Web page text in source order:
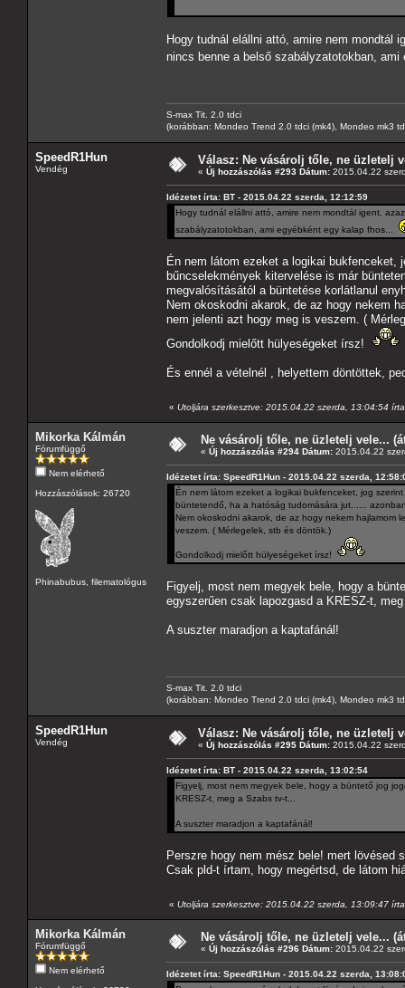
Hogy tudnál elállni attó, amire nem mondtál
nincs benne a belső szabályzatotokban,
S-max Tit. 2.0 tdci
(korábban: Mondeo Trend 2.0 tdci (mk4), Mondeo mk3
SpeedR1Hun
Vendég
Válasz: Ne vásárolj tőle, ne üzletelj
« Új hozzászólás #293 Dátum: 2015.04.22
Idézetet írta: BT - 2015.04.22 szerda, 12:12:59
Hogy tudnál elállni attó, amire nem mondtál igent,
szabályzatotokban, ami egyébként egy kalap fhos...
Én nem látom ezeket a logikai bukfenceket,
bűncselekmények kitervelése is már
megvalósításától a büntetése korlátlanul
Nem okoskodni akarok, de az hogy nekem
nem jelenti azt hogy meg is veszem. (
Gondolkodj mielőtt hülyeségeket írsz!
És ennél a vételnél , helyettem döntöttek,
« Utoljára szerkesztve: 2015.04.22 szerda, 13:04:54
Mikorka Kálmán
Fórumfüggő
Nem elérhető
Hozzászólások: 26720
Phinabubus, filematológus
Ne vásárolj tőle, ne üzletelj vele...
« Új hozzászólás #294 Dátum: 2015.04.22
Idézetet írta: SpeedR1Hun - 2015.04.22 szerda,
Én nem látom ezeket a logikai bukfenceket, jog
büntetendő, ha a hatóság tudomására jut......
Nem okoskodni akarok, de az hogy nekem hajlamom
veszem. ( Mérlegelek, stb és döntök.)
Gondolkodj mielőtt hülyeségeket írsz!
Figyelj, most nem megyek bele, hogy a
egyszerűen csak lapozgasd a KRESZ-t,
A suszter maradjon a kaptafánál!
S-max Tit. 2.0 tdci
(korábban: Mondeo Trend 2.0 tdci (mk4), Mondeo mk3
SpeedR1Hun
Vendég
Válasz: Ne vásárolj tőle, ne üzletelj
« Új hozzászólás #295 Dátum: 2015.04.22
Idézetet írta: BT - 2015.04.22 szerda, 13:02:54
Figyelj, most nem megyek bele, hogy a büntető jog
KRESZ-t, meg a Szabs tv-t...
A suszter maradjon a kaptafánál!
Perszre hogy nem mész bele! mert
Csak pld-t írtam, hogy megértsd, de látom
« Utoljára szerkesztve: 2015.04.22 szerda, 13:09:47
Mikorka Kálmán
Fórumfüggő
Nem elérhető
Ne vásárolj tőle, ne üzletelj vele...
« Új hozzászólás #296 Dátum: 2015.04.22
Idézetet írta: SpeedR1Hun - 2015.04.22 szerda,